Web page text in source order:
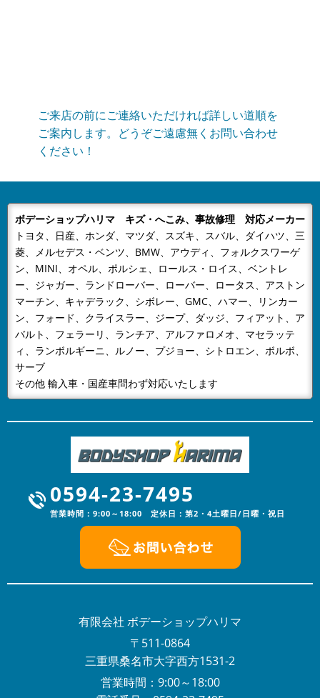
当社はGW休業は5月3日～5月6日までとなりますご不便
をおかけいたしますが、何卒ご容赦下さい。
2024/12/23 NEWS
年末年始の営業のお知らせ平素は格別のお引き立てをい
ただき厚くお礼申し上げます。有限会社ボデーショップ
ハリマでは、誠に勝手ながら下記...
2024/08/09 NEWS
夏季休業のおしらせ
平素は格別のお引き立てをいただき厚くお礼申し上げま
す。有限会社ボデーショップハリマでは、誠に勝手なが
ら下記日程を夏季休業とさせてい...
2024/04/26
NEWS
GW休業のお知らせ
当社はGW休業は4月28日～5月6日までとなりますご不
便をおかけいたしますが、何卒ご容赦下さい。
2024/01/05 NEWS
あけましておめでとうございます
明けましておめでとうございます。旧年中は格別なご高
配を賜りスタッフ一同心より厚く御礼申し上げます。本
年も、更なるサービスの向上に努...
2023/12/16
年末年始の営業のお知らせ
年末年始の営業のお知らせ平素は格別のお引き立てをい
NEWS
平素は格別のお引き立てをいただき厚くお礼申し上げま
す。有限会社ボデーショップハリマでは、誠に勝手なが
ら下記日程を夏季休業とさせてい...
ご来店の前にご連絡いただければ詳しい道順を
ご案内します。どうぞご遠慮無くお問い合わせ
ください！
ボデーショップハリマ キズ・へこみ、事故修理 対応メーカー
トヨタ、日産、ホンダ、マツダ、スズキ、スバル、ダイハツ、三
菱、メルセデス・ベンツ、BMW、アウディ、フォルクスワーゲ
ン、MINI、オペル、ポルシェ、ロールス・ロイス、ベントレ
ー、ジャガー、ランドローバー、ローバー、ロータス、アストン
マーチン、キャデラック、シボレー、GMC、ハマー、リンカー
ン、フォード、クライスラー、ジープ、ダッジ、フィアット、ア
バルト、フェラーリ、ランチア、アルファロメオ、マセラッテ
ィ、ランボルギーニ、ルノー、プジョー、シトロエン、ボルボ、
サーブ
その他 輸入車・国産車問わず対応いたします
0594-23-7495
営業時間：9:00～18:00 定休日：第2・4土曜日/日曜・祝日
有限会社 ボデーショップハリマ
〒511-0864
三重県桑名市大字西方1531-2
営業時間：9:00～18:00